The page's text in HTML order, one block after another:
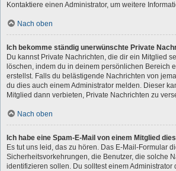
Kontaktiere einen Administrator, um weitere
Nach oben
Ich bekomme ständig unerwünschte Private
Du kannst Private Nachrichten, die dir ein Mitglied
löschen, indem du in deinem persönlichen Bereich
erstellst. Falls du belästigende Nachrichten von
du dies auch einem Administrator melden. Dieser
Mitglied dann verbieten, Private Nachrichten zu
Nach oben
Ich habe eine Spam-E-Mail von einem Mitglied
Es tut uns leid, das zu hören. Das E-Mail-Formular
Sicherheitsvorkehrungen, die Benutzer, die solche
identifizieren sollen. Du solltest einem Administrator